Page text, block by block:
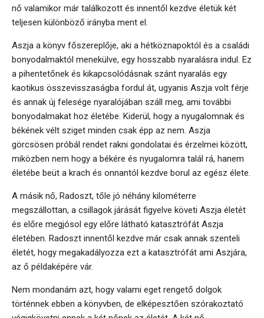
nő valamikor már találkozott és innentől kezdve életük két
teljesen különböző irányba ment el.
Aszja a könyv főszereplője, aki a hétköznapoktól és a családi
bonyodalmaktól menekülve, egy hosszabb nyaralásra indul. Ez
a pihentetőnek és kikapcsolódásnak szánt nyaralás egy
kaotikus összevisszaságba fordul át, ugyanis Aszja volt férje
és annak új felesége nyaralójában száll meg, ami további
bonyodalmakat hoz életébe. Kiderül, hogy a nyugalomnak és
békének vélt sziget minden csak épp az nem. Aszja
görcsösen próbál rendet rakni gondolatai és érzelmei között,
miközben nem hogy a békére és nyugalomra talál rá, hanem
életébe beüt a krach és onnantól kezdve borul az egész élete.
A másik nő, Radoszt, tőle jó néhány kilométerre
megszállottan, a csillagok járását figyelve követi Aszja életét
és előre megjósol egy előre látható katasztrófát Aszja
életében. Radoszt innentől kezdve már csak annak szenteli
életét, hogy megakadályozza ezt a katasztrófát ami Aszjára,
az ő példaképére vár.
Nem mondanám azt, hogy valami eget rengető dolgok
történnek ebben a könyvben, de elképesztően szórakoztató